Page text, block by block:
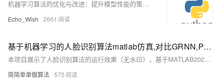
机器学习算法的优化与改进：提升模型性能的策略与方法
Echo_Wish 2661
基于机器学习的人脸识别算法matlab仿真,对比GRNN,PNN,DNN以及BP四种网络
本项目展示了人脸识别算法的运行效果（无水印），基于MATLAB2022A开发。核心程序包含详细中文注释及操作视频。理论部分介绍了广义回归神经网络（GRNN）、概率神经网络（PNN）、深度神经网络（DNN）和反向传播（BP）神经网络在人脸识别中的应用，涵盖各算法的结构特点与性能比较。
简简单单做算法 575